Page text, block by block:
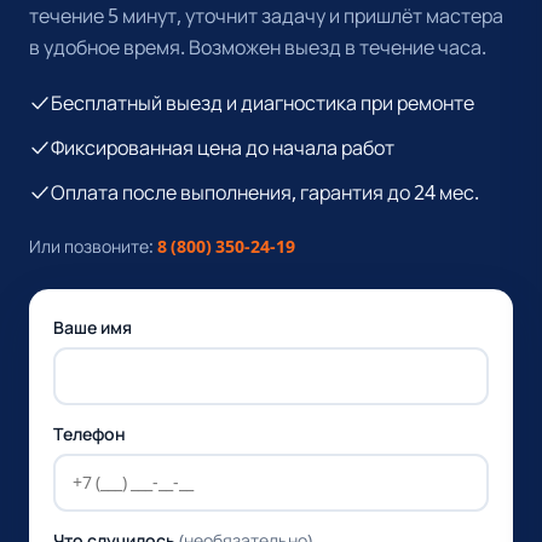
течение 5 минут, уточнит задачу и пришлёт мастера
в удобное время. Возможен выезд в течение часа.
Бесплатный выезд и диагностика при ремонте
Фиксированная цена до начала работ
Оплата после выполнения, гарантия до 24 мес.
Или позвоните: 8 (800) 350-24-19
Ваше имя
Телефон